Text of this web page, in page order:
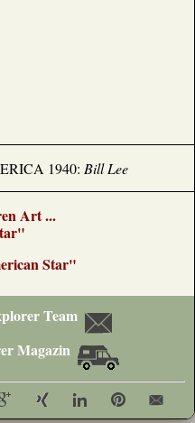
1940: Bill Lee
Art ...
Star"
Team
Magazin